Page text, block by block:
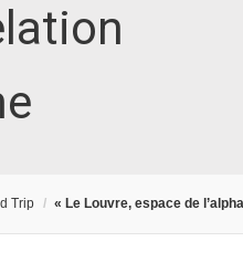
Trip / « Le Louvre, espace de